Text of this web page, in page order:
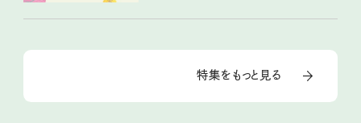
特集をもっと見る